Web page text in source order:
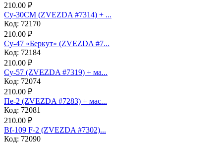
210.00 ₽
Су-30СМ (ZVEZDA #7314) + ...
Код: 72170
210.00 ₽
Су-47 «Беркут» (ZVEZDA #7...
Код: 72184
210.00 ₽
Су-57 (ZVEZDA #7319) + ма...
Код: 72074
210.00 ₽
Пе-2 (ZVEZDA #7283) + мас...
Код: 72081
210.00 ₽
Bf-109 F-2 (ZVEZDA #7302)...
Код: 72090